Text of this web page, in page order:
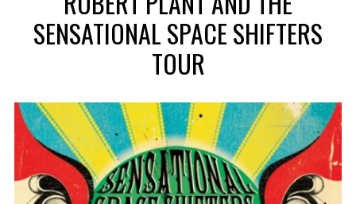
SENSATIONAL SPACE SHIFTERS
TOUR